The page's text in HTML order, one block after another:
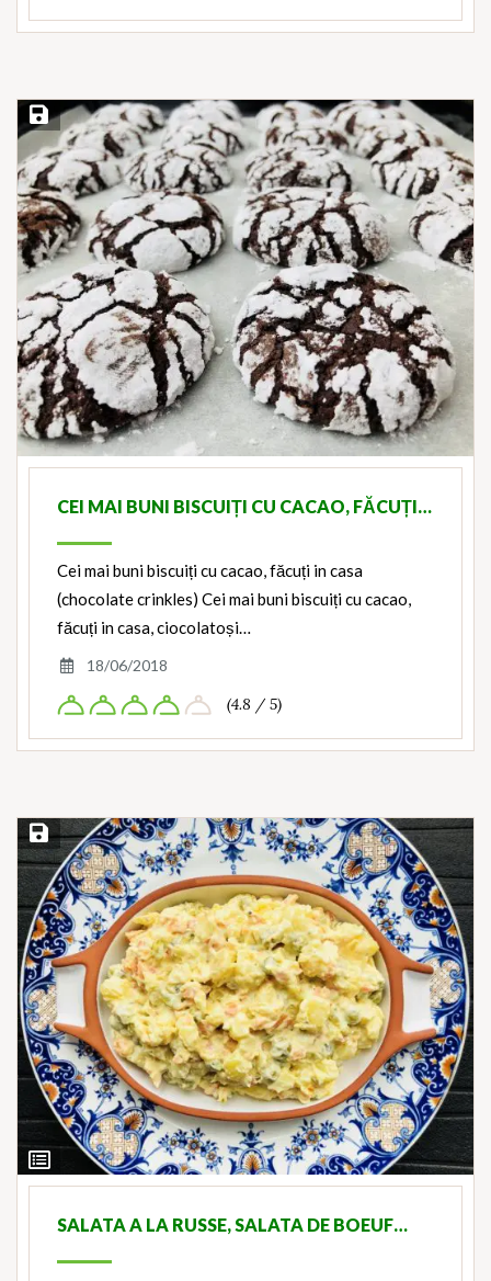
Save Recipe
CEI MAI BUNI BISCUIȚI CU CACAO, FĂCUȚI…
Cei mai buni biscuiți cu cacao, făcuți in casa
(chocolate crinkles) Cei mai buni biscuiți cu cacao,
făcuți in casa, ciocolatoși…
18/06/2018
(4.8 / 5)
View
Ingredients
Save Recipe
SALATA A LA RUSSE, SALATA DE BOEUF…